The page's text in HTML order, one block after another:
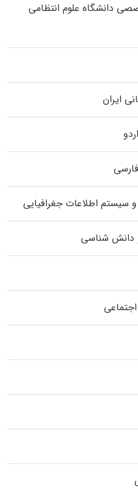
داﻧﺸﮕﺎه ﻋﻠﻮم انتظامی
ایران
سیستم اطلاعات جغرافیایی
دانش شناسی